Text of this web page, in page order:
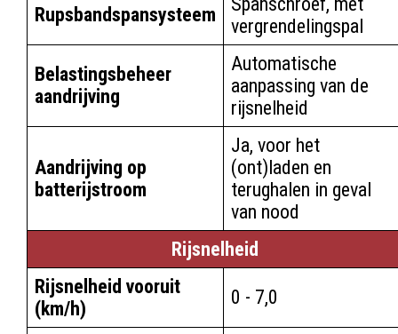
Rupsbandspansysteem
vergrendelingspal
Belastingsbeheer
aandrijving
Automatische
aanpassing van de
rijsnelheid
Aandrijving op
batterijstroom
Ja, voor het
(ont)laden en
terughalen in geval
van nood
Rijsnelheid
Rijsnelheid vooruit
(km/h)
0 - 7,0